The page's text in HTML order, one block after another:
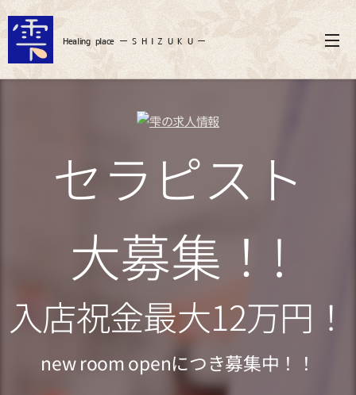
Healing place ー S H I Z U K U ー
セラピスト
大募集！!
入店祝金最大12万円！
new room openにつき募集中！！